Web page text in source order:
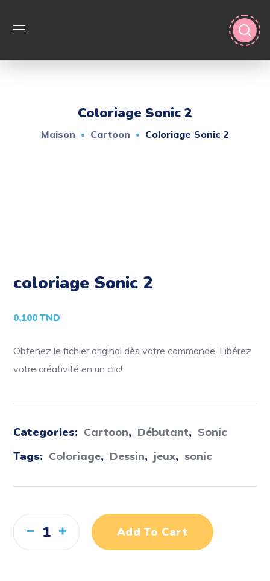
Coloriage Sonic 2
Maison Cartoon Coloriage Sonic 2
coloriage Sonic 2
0,100TND
Obtenez le fichier original dès votre commande. Libérez
votre créativité en un clic!
Categories: Cartoon, Débutant, Sonic
Tags: Coloriage, Dessin, jeux, sonic
Add To Cart